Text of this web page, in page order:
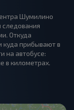
Шумилино
Откуда
куда прибывают в
на автобусе:
в километрах.